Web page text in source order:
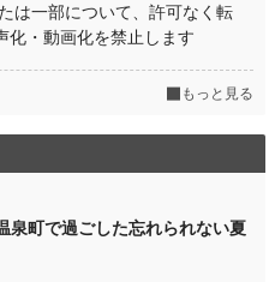
は一部について、許可なく転
化・動画化を禁止します
もっと見る
町で過ごした忘れられない夏